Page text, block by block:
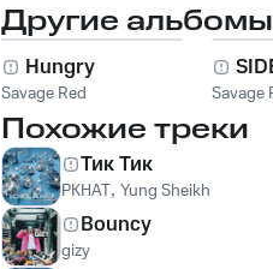
Другие
Hungry
Savage Red Savage
Похожие треки
Тик Тик
PKHAT, Yung Sheikh
Bouncy
gizy